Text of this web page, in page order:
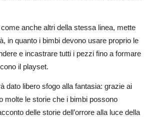
anche altri della stessa linea, mette
in quanto i bimbi devono usare proprio le
e incastrare tutti i pezzi fino a formare
il playset.
dato libero sfogo alla fantasia: grazie ai
molte le storie che i bimbi possono
delle storie dell’orrore alla luce della